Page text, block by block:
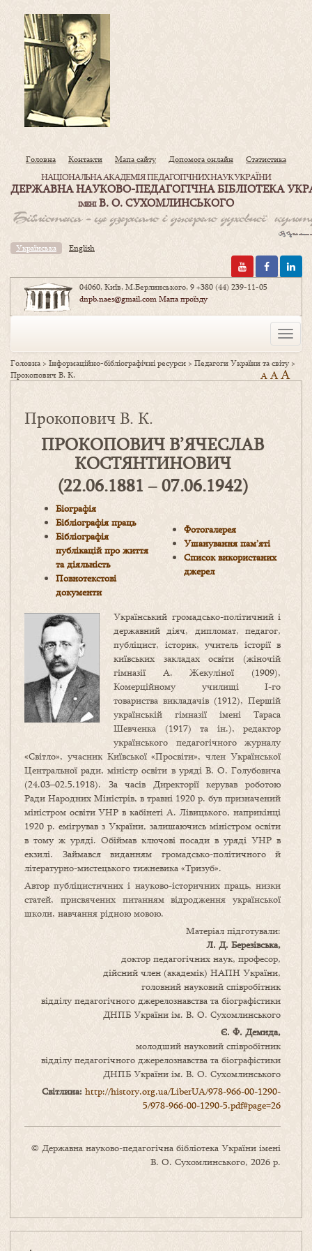
Головна Контакти Мапа сайту Допомога онлайн Статистика
НАЦІОНАЛЬНА АКАДЕМІЯ ПЕДАГОГІЧНИХ НАУК УКРАЇНИ
ДЕРЖАВНА НАУКОВО-ПЕДАГОГІЧНА БІБЛІОТЕКА
ІМЕНІВ. О. СУХОМЛИНСЬКОГО
Українська English
04060, Київ, М.Берлинського, 9+380 (44) 239-11-05
dnpb.naes@gmail.comМапа проїзду
Toggle
Головна >Інформаційно-бібліографічні ресурси >Педагоги України та світу>
Прокопович В. К.
A AA
Прокопович В. К.
ПРОКОПОВИЧ В’ЯЧЕСЛАВ
КОСТЯНТИНОВИЧ
(22.06.1881 ‒ 07.06.1942)
Біографія
Бібліографія праць
Бібліографія
публікацій про життя
та діяльність
Повнотекстові
документи
Фотогалерея
Ушанування пам’яті
Список використаних
джерел
Український громадсько-політичний і
державний діяч, дипломат, педагог,
публіцист, історик, учитель історії в
київських закладах освіти (жіночій
гімназії А. Жекуліної (1909),
Комерційному училищі І-го
товариства викладачів (1912), Першій
українській гімназії імені Тараса
Шевченка (1917) та ін.), редактор
українського педагогічного журналу
«Світло», учасник Київської «Просвіти», член Української
Центральної ради, міністр освіти в уряді В. О. Голубовича
(24.03–02.5.1918). За часів Директорії керував роботою
Ради Народних Міністрів, в травні 1920 р. був призначений
міністром освіти УНР в кабінеті А. Лівицького, наприкінці
1920 р. емігрував з України, залишаючись міністром освіти
в тому ж уряді. Обіймав ключові посади в уряді УНР в
екзилі. Займався виданням громадсько-політичного й
літературно-мистецького тижневика «Тризуб».
Автор публіцистичних і науково-історичних праць, низки
статей, присвячених питанням відродження української
школи, навчання рідною мовою.
Матеріал підготували:
Л. Д. Березівська,
доктор педагогічних наук, професор,
дійсний член (академік) НАПН України,
головний науковий співробітник
відділу педагогічного джерелознавства та біографістики
ДНПБ України ім. В. О. Сухомлинського
Є. Ф. Демида,
молодший науковий співробітник
відділу педагогічного джерелознавства та біографістики
ДНПБ України ім. В. О. Сухомлинського
Світлина: http://history.org.ua/LiberUA/978-966-00-1290-
5/978-966-00-1290-5.pdf#page=26
© Державна науково-педагогічна бібліотека України імені
В. О. Сухомлинського, 2026 р.